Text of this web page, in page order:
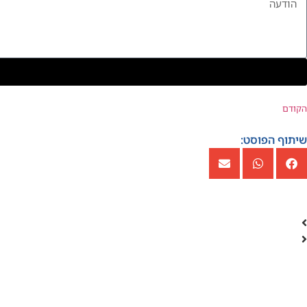
הקודם
שיתוף הפוסט: